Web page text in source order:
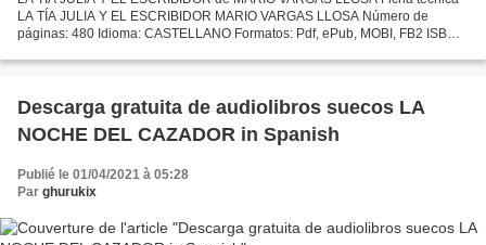
LA TÍA JULIA Y EL ESCRIBIDOR MARIO VARGAS LLOSA Número de
páginas: 480 Idioma: CASTELLANO Formatos: Pdf, ePub, MOBI, FB2 ISBN:
Descarga gratuita de audiolibros suecos LA
NOCHE DEL CAZADOR in Spanish
Publié le 01/04/2021 à 05:28
Par ghurukix